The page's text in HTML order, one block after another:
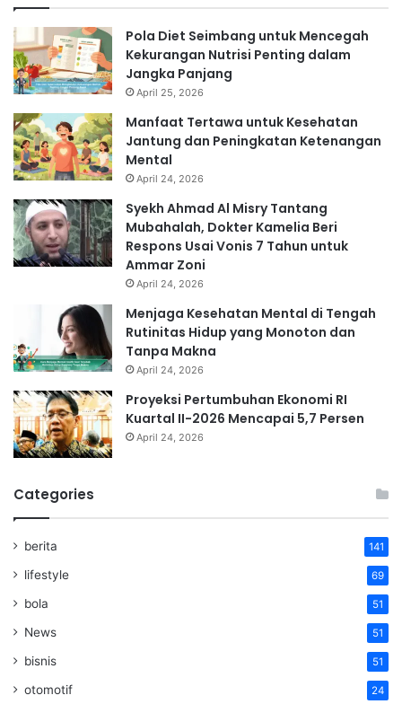
Pola Diet Seimbang untuk Mencegah
Kekurangan Nutrisi Penting dalam
Jangka Panjang
April 25, 2026
Manfaat Tertawa untuk Kesehatan
Jantung dan Peningkatan Ketenangan
Mental
April 24, 2026
Syekh Ahmad Al Misry Tantang
Mubahalah, Dokter Kamelia Beri
Respons Usai Vonis 7 Tahun untuk
Ammar Zoni
April 24, 2026
Menjaga Kesehatan Mental di Tengah
Rutinitas Hidup yang Monoton dan
Tanpa Makna
April 24, 2026
Proyeksi Pertumbuhan Ekonomi RI
Kuartal II-2026 Mencapai 5,7 Persen
April 24, 2026
Categories
berita 141
lifestyle 69
bola 51
News 51
bisnis 51
otomotif 24